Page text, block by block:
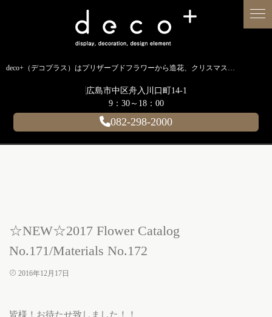
deco+（デコプラス）はプリザーブドフラワーから造花、クリスマス装飾、イルミネーションに至るまで扱う広島のディスプレイ専門ショップです。
広島市中区舟入川口町14-1
9：30～18：00
082-298-2000
☆NEW☆2017 Flower Catalog
No.171/Materials No.172
2016年12月17日
皆様！お待たせ致しました！！